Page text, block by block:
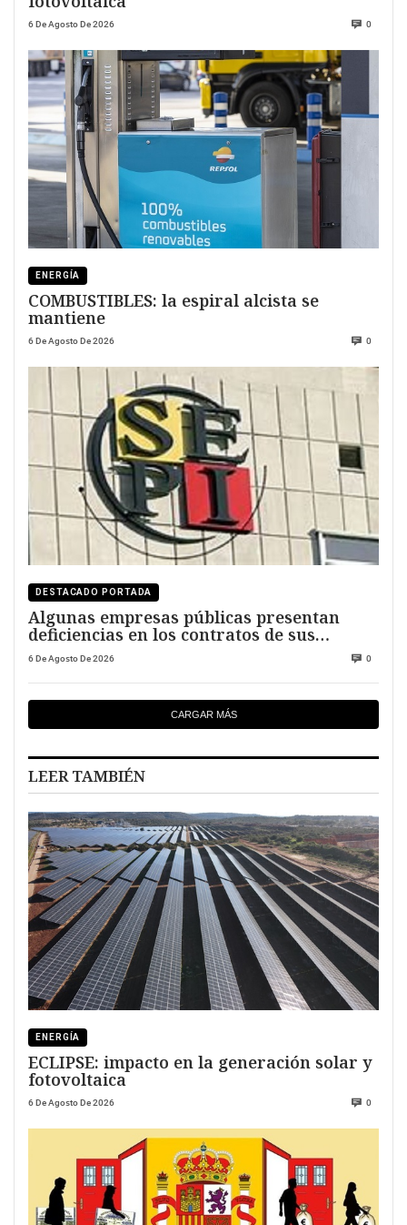
6 De Agosto De 2026 0
ENERGÍA
COMBUSTIBLES: la espiral alcista se
mantiene
6 De Agosto De 2026 0
DESTACADO PORTADA
Algunas empresas públicas presentan
deficiencias en los contratos de sus
directivos
6 De Agosto De 2026 0
CARGAR MÁS
LEER TAMBIÉN
ENERGÍA
ECLIPSE: impacto en la generación solar y
fotovoltaica
6 De Agosto De 2026 0